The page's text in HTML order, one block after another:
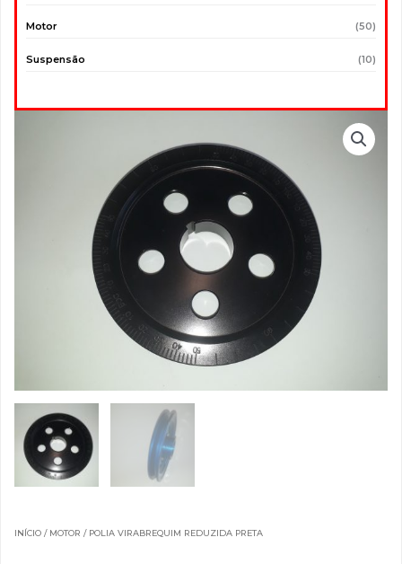
Motor (50)
Suspensão (10)
INÍCIO / MOTOR / POLIA VIRABREQUIM REDUZIDA PRETA